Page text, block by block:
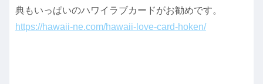
典もいっぱいのハワイラブカードがお勧めです。
https://hawaii-ne.com/hawaii-love-card-hoken/